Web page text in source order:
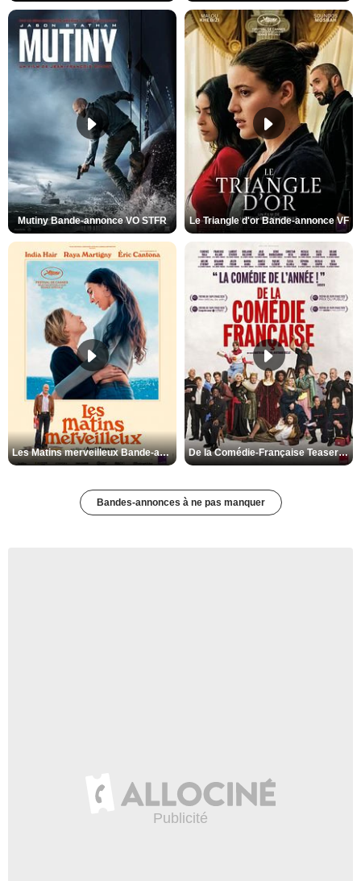
Mutiny Bande-annonce VO STFR Le Triangle d'or Bande-annonce VF
Les Matins merveilleux Bande-annonce VF De la Comédie-Française Teaser VF
Bandes-annonces à ne pas manquer